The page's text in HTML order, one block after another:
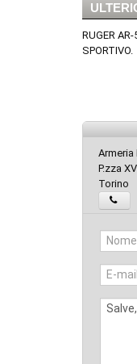
RUGER
SPORTIVO.
Armeria
P.zza
Torino